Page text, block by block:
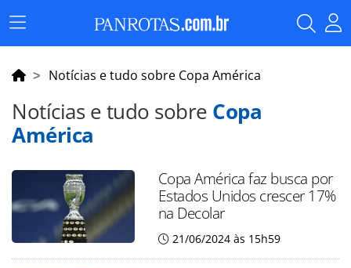
Menu
Principal
Notícias e tudo sobre Copa América
Notícias e tudo sobre Copa
América
Copa América faz busca por
Estados Unidos crescer 17%
na Decolar
21/06/2024 às 15h59